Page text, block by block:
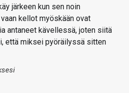
järkeen kun sen noin
kellot myöskään ovat
antaneet kävellessä, joten siitä
että miksei pyöräilyssä sitten